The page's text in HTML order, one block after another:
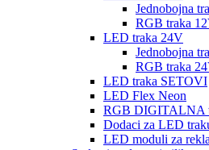
Jednobojna
RGB traka
LED traka 24V
Jednobojna
RGB traka
LED traka SETOVI
LED Flex Neon
RGB DIGITALNA
Dodaci za LED
LED moduli za